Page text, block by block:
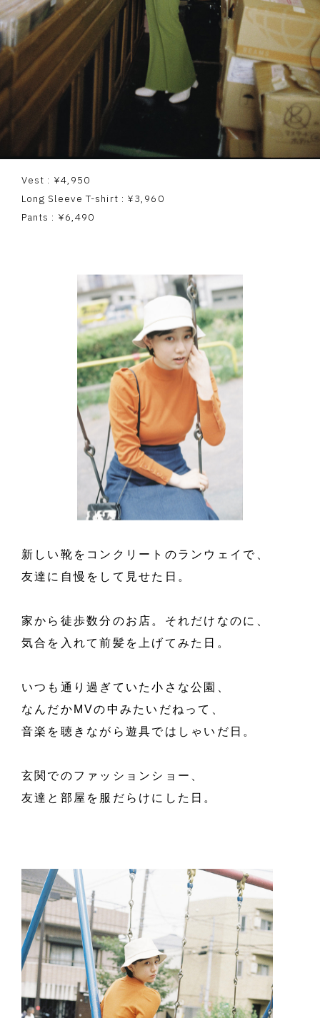
Vest : ¥4,950
Long Sleeve T-shirt : ¥3,960
Pants : ¥6,490
新しい靴をコンクリートのランウェイで、
友達に自慢をして見せた日。
家から徒歩数分のお店。 それだけなのに、
気合を入れて前髪を上げてみた日。
いつも通り過ぎていた小さな公園、
なんだかMVの中みたいだねって、
音楽を聴きながら遊具ではしゃいだ日。
玄関でのファッションショー、
友達と部屋を服だらけにした日。